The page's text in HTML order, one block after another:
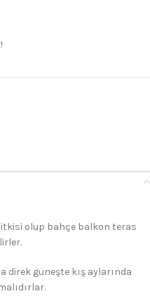
olup bahçe balkon teras
direk güneşte kış aylarında